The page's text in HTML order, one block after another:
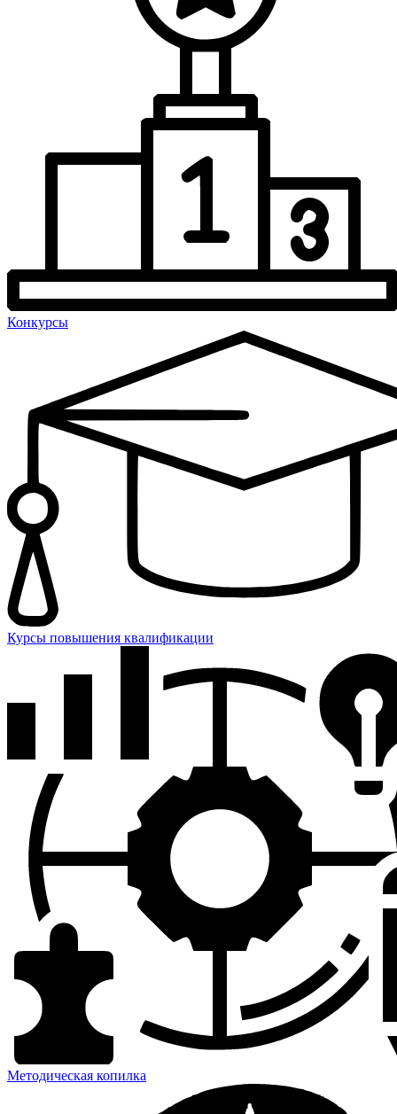
Конкурсы
Курсы повышения квалификации
Методическая копилка